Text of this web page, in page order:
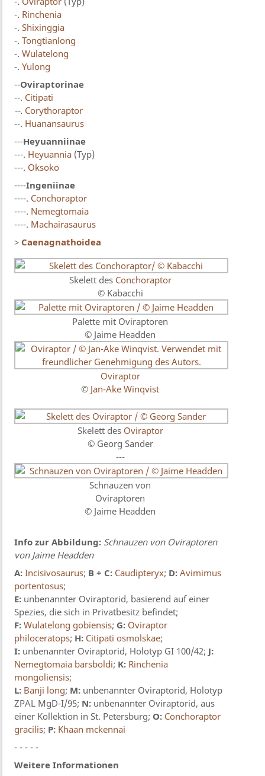
-. Rinchenia
-.Shixinggia
-.Tongtianlong
-.Wulatelong
-.Yulong
--Oviraptorinae
--. Citipati
--. Corythoraptor
--. Huanansaurus
---Heyuanniinae
---. Heyuannia (Typ)
---. Oksoko
----Ingeniinae
----. Conchoraptor
----. Nemegtomaia
----. Machairasaurus
> Caenagnathoidea
Skelett des Conchoraptor
© Kabacchi
Palette mit Oviraptoren
© Jaime Headden
Oviraptor
© Jan-Ake Winqvist
Skelett des Oviraptor
© Georg Sander
---
Schnauzen von
Oviraptoren
© Jaime Headden
Info zur Abbildung: Schnauzen von Oviraptoren
von Jaime Headden
A: Incisivosaurus; B + C: Caudipteryx; D: Avimimus
portentosus;
E: unbenannter Oviraptorid, basierend auf einer
Spezies, die sich in Privatbesitz befindet;
F: Wulatelong gobiensis; G: Oviraptor
philoceratops; H: Citipati osmolskae;
I: unbenannter Oviraptorid, Holotyp GI 100/42; J:
Nemegtomaia barsboldi; K: Rinchenia
mongoliensis;
L: Banji long; M: unbenannter Oviraptorid, Holotyp
ZPAL MgD-I/95; N: unbenannter Oviraptorid, aus
einer Kollektion in St. Petersburg; O: Conchoraptor
gracilis; P: Khaan mckennai
- - - - -
Weitere Informationen